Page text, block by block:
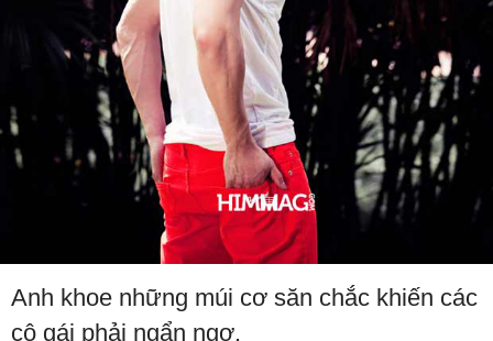
Anh khoe những múi cơ săn chắc khiến các
cô gái phải ngẩn ngơ.